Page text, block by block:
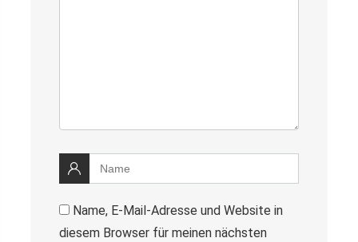
Name, E-Mail-Adresse und Website in
diesem Browser für meinen nächsten